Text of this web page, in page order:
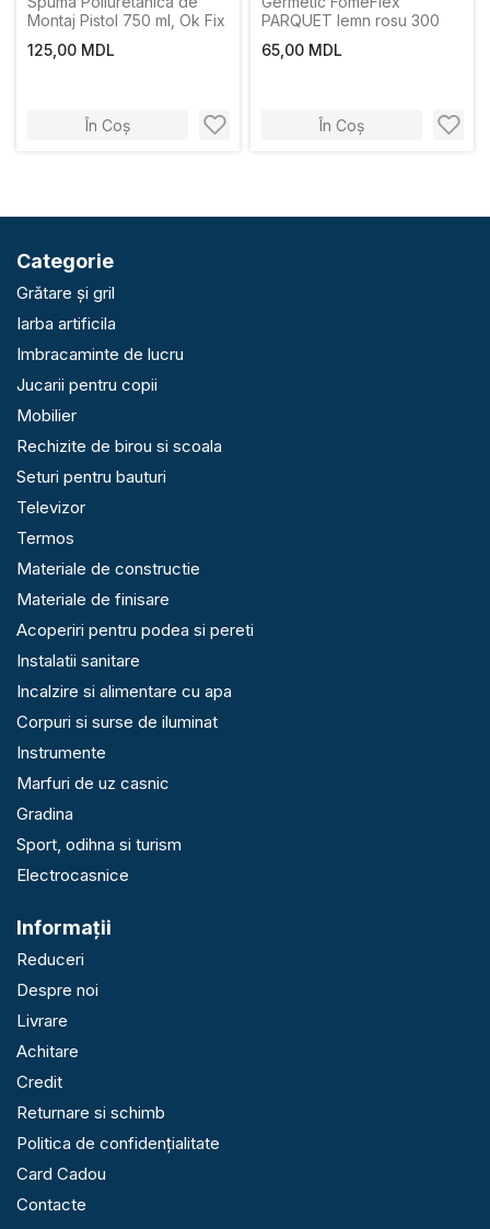
Montaj Pistol 750 ml, Ok Fix
125,00 MDL
În Coș
PARQUET lemn rosu 300
65,00 MDL
În Coș
Categorie
Grătare și gril
Iarba artificila
Imbracaminte de lucru
Jucarii pentru copii
Mobilier
Rechizite de birou si scoala
Seturi pentru bauturi
Televizor
Termos
Materiale de constructie
Materiale de finisare
Acoperiri pentru podea si pereti
Instalatii sanitare
Incalzire si alimentare cu apa
Corpuri si surse de iluminat
Instrumente
Marfuri de uz casnic
Gradina
Sport, odihna si turism
Electrocasnice
Informaţii
Reduceri
Despre noi
Livrare
Achitare
Credit
Returnare si schimb
Politica de confidențialitate
Card Cadou
Contacte